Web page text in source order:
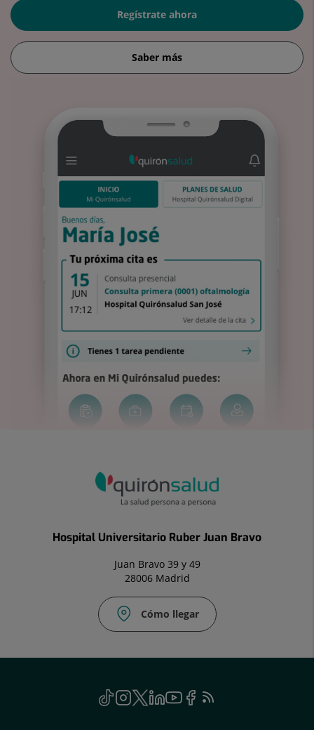
Regístrate ahora
Saber más
Hospital Universitario Ruber Juan Bravo
Juan Bravo 39 y 49
28006 Madrid
Cómo llegar
TikTok
Este
enlace
Instagram
Este
enlace
Twitter
Enlace
a
Linkedin
Este
enlace
Youtube
Este
enlace
Facebook
Enlace
Feed
Este